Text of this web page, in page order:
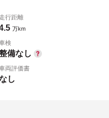
走行距離
万km
検
備なし
両評価書
し